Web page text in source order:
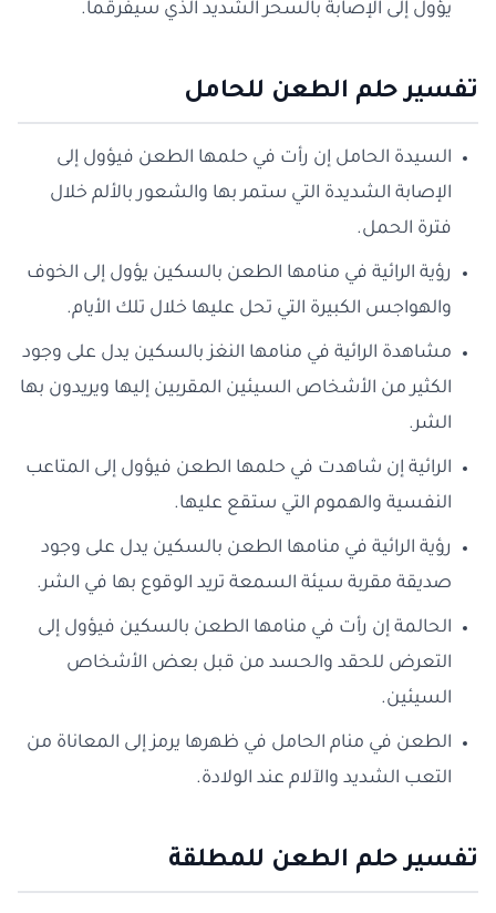
يؤول إلى الإصابة بالسحر الشديد الذي سيفرقما.
تفسير حلم الطعن للحامل
السيدة الحامل إن رأت في حلمها الطعن فيؤول إلى
الإصابة الشديدة التي ستمر بها والشعور بالألم خلال
فترة الحمل.
رؤية الرائية في منامها الطعن بالسكين يؤول إلى الخوف
والهواجس الكبيرة التي تحل عليها خلال تلك الأيام.
مشاهدة الرائية في منامها النغز بالسكين يدل على وجود
الكثير من الأشخاص السيئين المقربين إليها ويريدون بها
الشر.
الرائية إن شاهدت في حلمها الطعن فيؤول إلى المتاعب
النفسية والهموم التي ستقع عليها.
رؤية الرائية في منامها الطعن بالسكين يدل على وجود
صديقة مقربة سيئة السمعة تريد الوقوع بها في الشر.
الحالمة إن رأت في منامها الطعن بالسكين فيؤول إلى
التعرض للحقد والحسد من قبل بعض الأشخاص
السيئين.
الطعن في منام الحامل في ظهرها يرمز إلى المعاناة من
التعب الشديد والآلام عند الولادة.
تفسير حلم الطعن للمطلقة